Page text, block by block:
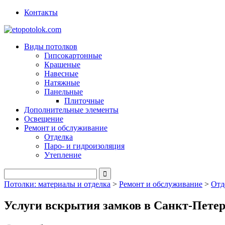
Контакты
Виды потолков
Гипсокартонные
Крашеные
Навесные
Натяжные
Панельные
Плиточные
Дополнительные элементы
Освещение
Ремонт и обслуживание
Отделка
Паро- и гидроизоляция
Утепление
Потолки: материалы и отделка > Ремонт и обслуживание >
Услуги вскрытия замков в Санкт-